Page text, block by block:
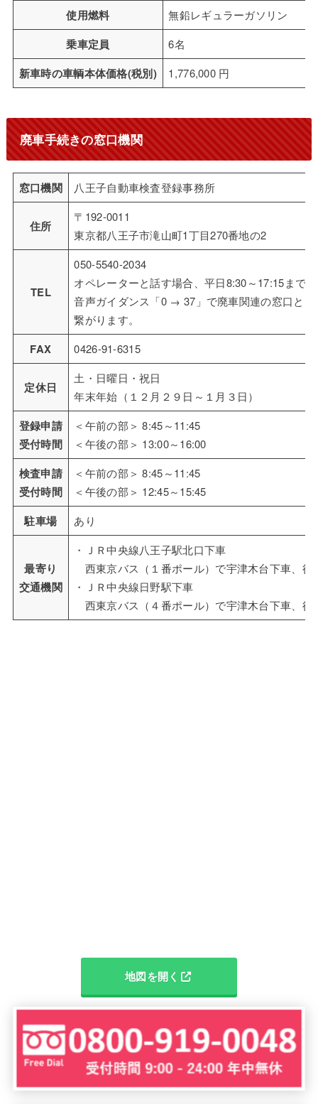
使用燃料 無鉛レギュラーガソリン
乗車定員 6名
新車時の車輌本体価格(税別) 1,776,000 円
廃車手続きの窓口機関
窓口機関 八王子自動車検査登録事務所
住所
〒192-0011
東京都八王子市滝山町1丁目270番地の2
TEL
050-5540-2034
オペレーターと話す場合、平日8:30～17:15までに
音声ガイダンス「0 → 37」で廃車関連の窓口と
繋がります。
FAX 0426-91-6315
定休日
土・日曜日・祝日
年末年始（１２月２９日～１月３日）
登録申請
受付時間
＜午前の部＞ 8:45～11:45
＜午後の部＞ 13:00～16:00
検査申請
受付時間
＜午前の部＞ 8:45～11:45
＜午後の部＞ 12:45～15:45
駐車場 あり
最寄り
交通機関
・ＪＲ中央線八王子駅北口下車
西東京バス（１番ポール）で宇津木台下車、徒
・ＪＲ中央線日野駅下車
西東京バス（４番ポール）で宇津木台下車、徒
地図を開く